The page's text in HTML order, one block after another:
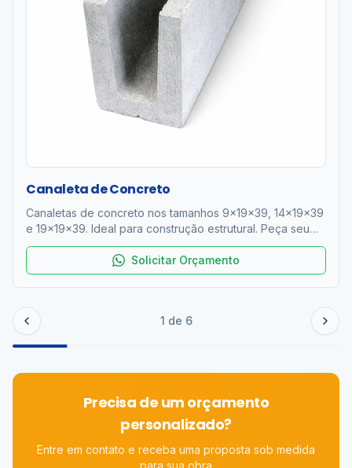
Canaleta de Concreto
Canaletas de concreto nos tamanhos 9x19x39, 14x19x39
e 19x19x39. Ideal para construção estrutural. Peça seu
orçamento!
Solicitar Orçamento
1 de 6
Precisa de um orçamento
personalizado?
Entre em contato e receba uma proposta sob medida
para sua obra